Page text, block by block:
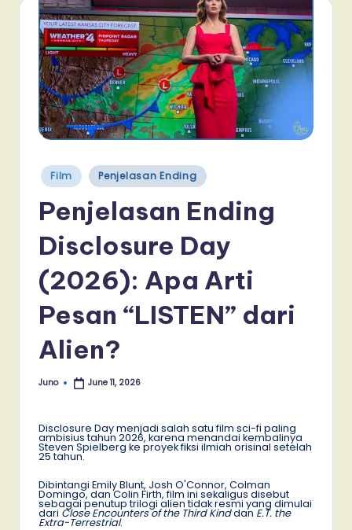
Posted
in Film Penjelasan Ending
Penjelasan Ending
Disclosure Day
(2026): Apa Arti
Pesan “LISTEN” dari
Alien?
Posted
Juno June 11, 2026
Disclosure Day menjadi salah satu film sci-fi paling
ambisius tahun 2026, karena menandai kembalinya
Steven Spielberg ke proyek fiksi ilmiah orisinal setelah
25 tahun.
Dibintangi Emily Blunt, Josh O'Connor, Colman
Domingo, dan Colin Firth, film ini sekaligus disebut
sebagai penutup trilogi alien tidak resmi yang dimulai
dari Close Encounters of the Third Kinddan E.T. the
Extra-Terrestrial.